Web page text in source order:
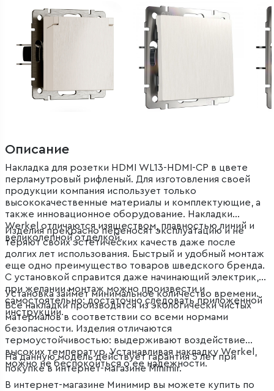
Описание
Накладка для розетки HDMI WL13-HDMI-CP в цвете
перламутровый рифленый. Для изготовления своей
продукции компания использует только
высококачественные материалы и комплектующие, а
также инновационное оборудование. Накладки
Werkel отличаются изяществом, плавностью линий и
великолепной отделкой.
Изделия прекрасно переносят эксплуатацию и не
теряют своих эстетических качеств даже после
долгих лет использования. Быстрый и удобный монтаж
еще одно преимущество товаров шведского бренда.
С установкой справится даже начинающий электрик, а
при желании монтаж можно произвести и
самостоятельно: достаточно следовать приложенной
инструкции.
Установка займет минимальное количество времени.
Все накладки производятся из экологически чистых
материалов в соответствии со всеми нормами
безопасности. Изделия отличаются
термоустойчивостью: выдерживают воздействие
высоких температур. Устанавливая накладку Werkel,
можно не беспокоиться о ее надежности.
На данную модель действует гарантия 5 лет при
покупке в интернет-магазине Minimir.
В интернет-магазине Минимир вы можете купить по